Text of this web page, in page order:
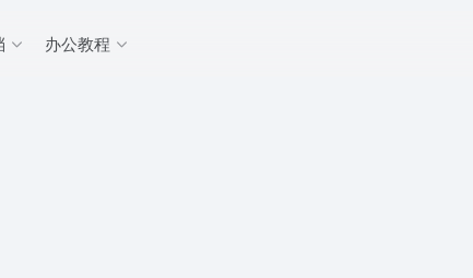
办公教程